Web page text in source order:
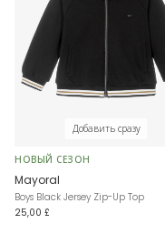
Добавить сразу
НОВЫЙ СЕЗОН
Mayoral
Boys Black Jersey Zip-Up Top
25,00 £